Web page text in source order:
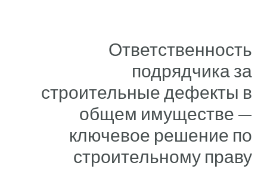
Ответственность
подрядчика за
строительные дефекты в
общем имуществе —
ключевое решение по
строительному праву